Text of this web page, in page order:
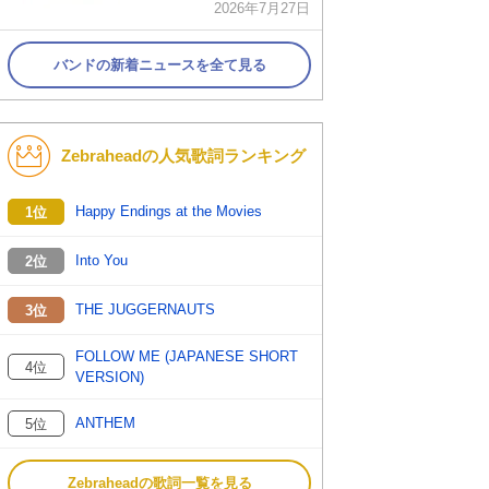
2026年7月27日
バンドの新着ニュースを全て見る
Zebraheadの人気歌詞ランキング
1位 Happy Endings at the Movies
2位 Into You
3位 THE JUGGERNAUTS
4位
FOLLOW ME (JAPANESE SHORT
VERSION)
5位 ANTHEM
Zebraheadの歌詞一覧を見る